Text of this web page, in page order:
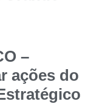
–
ações do